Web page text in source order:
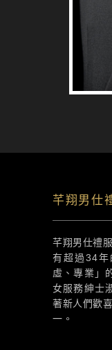
芊翔男仕
芊翔男仕禮
有超過34
虛、專業」
女服務紳士
著新人們歡
一。